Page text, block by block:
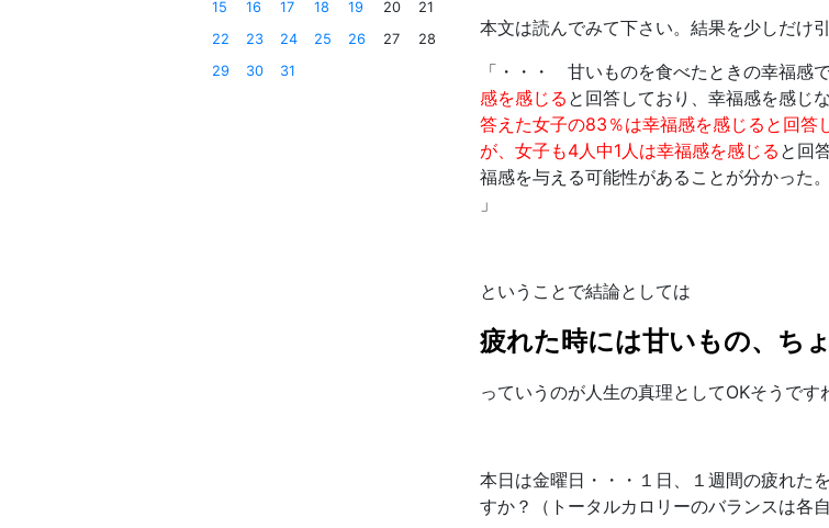
本文は読んでみて下さい。結果を少しだけ
「・・・ 甘いものを食べたときの幸福感で
感を感じる と回答しており、幸福感を感じ
答えた女子の83％は幸福感を感じると回答
が、女子も4人中1人は幸福感を感じる と回
福感を与える可能性があることが分かった。
」
ということで結論としては
疲れた時には甘いもの、ち
っていうのが人生の真理としてOKそうです
本日は金曜日・・・１日、１週間の疲れた
すか？（トータルカロリーのバランスは各
15
16 17 18 19 20
21
22
23 24 25 26 27
28
29
30 31